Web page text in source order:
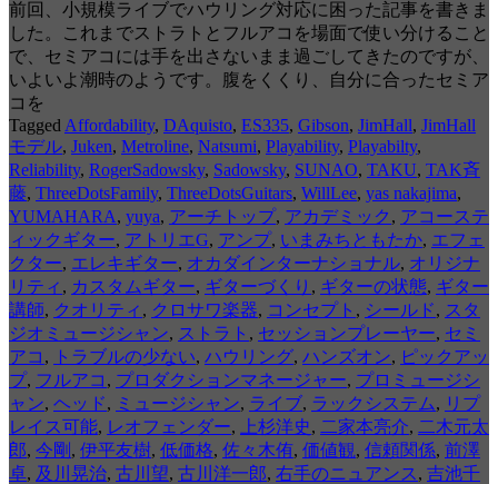
前回、小規模ライブでハウリング対応に困った記事を書きま
した。これまでストラトとフルアコを場面で使い分けること
で、セミアコには手を出さないまま過ごしてきたのですが、
いよいよ潮時のようです。腹をくくり、自分に合ったセミア
コを
Tagged Affordability, DAquisto, ES335, Gibson, JimHall, JimHall
モデル, Juken, Metroline, Natsumi, Playability, Playabilty,
Reliability, RogerSadowsky, Sadowsky, SUNAO, TAKU, TAK斉
藤, ThreeDotsFamily, ThreeDotsGuitars, WillLee, yas nakajima,
YUMAHARA, yuya, アーチトップ, アカデミック , アコーステ
ィックギター, アトリエG, アンプ, いまみちともたか, エフェ
クター, エレキギター, オカダインターナショナル, オリジナ
リティ , カスタムギター, ギターづくり , ギターの状態, ギター
講師, クオリティ , クロサワ楽器, コンセプト , シールド, スタ
ジオミュージシャン, ストラト , セッションプレーヤー, セミ
アコ , トラブルの少ない, ハウリング, ハンズオン, ピックアッ
プ, フルアコ , プロダクションマネージャー, プロミュージシ
ャン, ヘッド, ミュージシャン, ライブ, ラックシステム, リプ
レイス可能, レオフェンダー, 上杉洋史, 二家本亮介, 二木元太
郎, 今剛 , 伊平友樹, 低価格, 佐々木侑, 価値観, 信頼関係, 前澤
卓, 及川晃治, 古川望, 古川洋一郎, 右手のニュアンス , 吉池千